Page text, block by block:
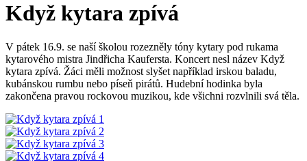
Když kytara zpívá
V pátek 16.9. se naší školou rozezněly tóny kytary pod rukama
kytarového mistra Jindřicha Kaufersta. Koncert nesl název Když
kytara zpívá. Žáci měli možnost slyšet například irskou baladu,
kubánskou rumbu nebo píseň pirátů. Hudební hodinka byla
zakončena pravou rockovou muzikou, kde všichni rozvlnili svá těla.